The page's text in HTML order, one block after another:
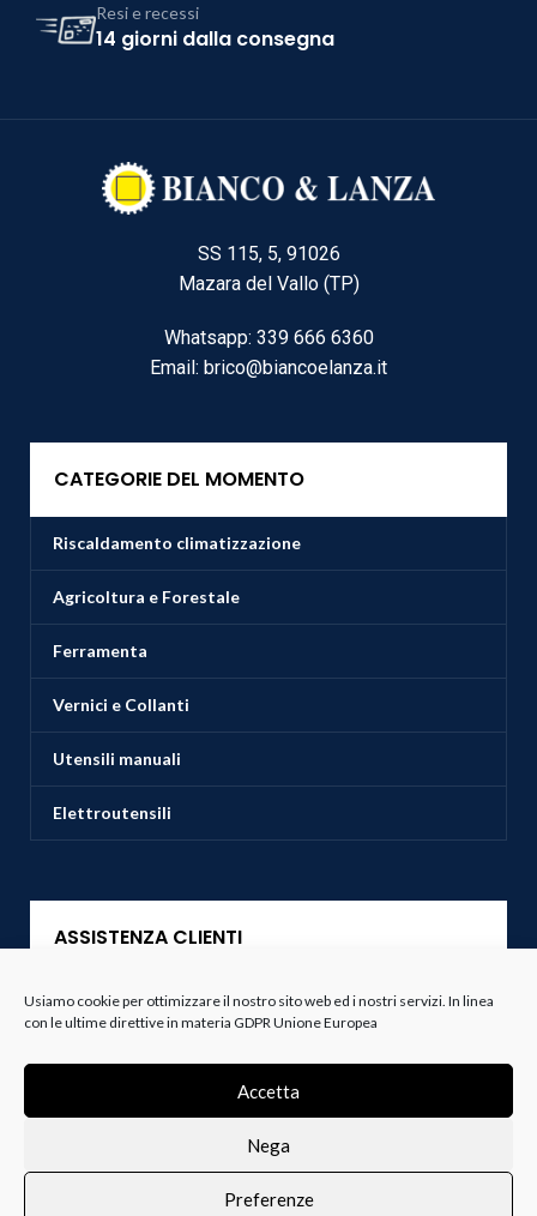
Usiamo cookie per ottimizzare il nostro sito web ed i nostri servizi. In linea
con le ultime direttive in materia GDPR Unione Europea
Accetta
Nega
Preferenze
Resi e recessi
14 giorni dalla consegna
SS 115, 5, 91026
Mazara del Vallo (TP)
Whatsapp: 339 666 6360
Email: brico@biancoelanza.it
CATEGORIE DEL MOMENTO
Riscaldamento climatizzazione
Agricoltura e Forestale
Ferramenta
Vernici e Collanti
Utensili manuali
Elettroutensili
ASSISTENZA CLIENTI
Servizio Clienti